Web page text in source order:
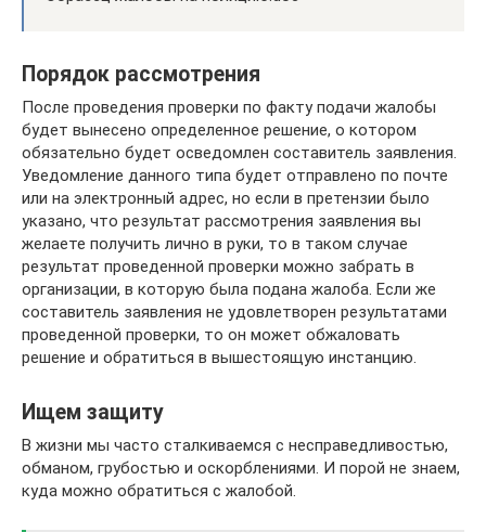
Порядок рассмотрения
После проведения проверки по факту подачи жалобы
будет вынесено определенное решение, о котором
обязательно будет осведомлен составитель заявления.
Уведомление данного типа будет отправлено по почте
или на электронный адрес, но если в претензии было
указано, что результат рассмотрения заявления вы
желаете получить лично в руки, то в таком случае
результат проведенной проверки можно забрать в
организации, в которую была подана жалоба. Если же
составитель заявления не удовлетворен результатами
проведенной проверки, то он может обжаловать
решение и обратиться в вышестоящую инстанцию.
Ищем защиту
В жизни мы часто сталкиваемся с несправедливостью,
обманом, грубостью и оскорблениями. И порой не знаем,
куда можно обратиться с жалобой.